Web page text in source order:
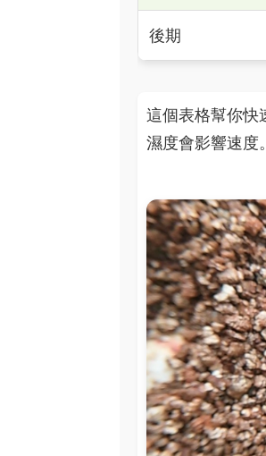
後期
這個表格幫你快
濕度會影響速度。